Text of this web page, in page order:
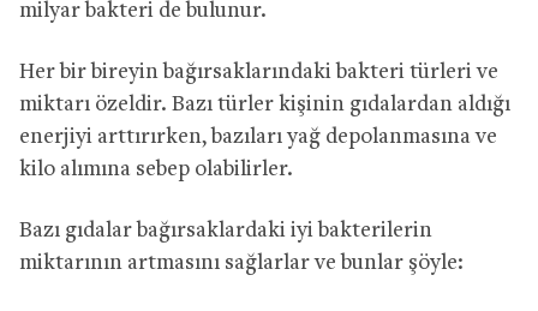
milyar bakteri de bulunur.
Her bir bireyin bağırsaklarındaki bakteri türleri ve
miktarı özeldir. Bazı türler kişinin gıdalardan aldığı
enerjiyi arttırırken, bazıları yağ depolanmasına ve
kilo alımına sebep olabilirler.
Bazı gıdalar bağırsaklardaki iyi bakterilerin
miktarının artmasını sağlarlar ve bunlar şöyle: